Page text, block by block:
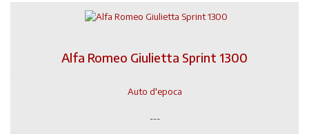
Alfa Romeo Giulietta Sprint 1300
Auto d'epoca
---